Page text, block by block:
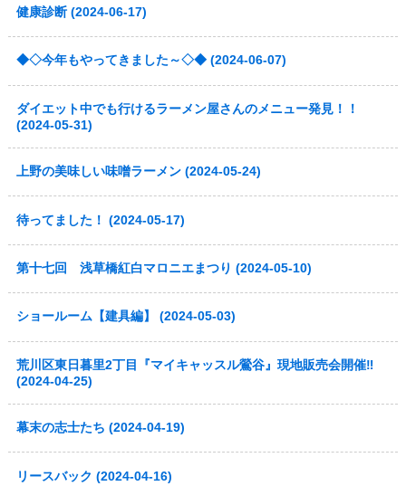
健康診断 (2024-06-17)
◆◇今年もやってきました～◇◆ (2024-06-07)
ダイエット中でも行けるラーメン屋さんのメニュー発見！！
(2024-05-31)
上野の美味しい味噌ラーメン (2024-05-24)
待ってました！ (2024-05-17)
第十七回 浅草橋紅白マロニエまつり (2024-05-10)
ショールーム【建具編】 (2024-05-03)
荒川区東日暮里2丁目『マイキャッスル鶯谷』現地販売会開催‼
(2024-04-25)
幕末の志士たち (2024-04-19)
リースバック (2024-04-16)